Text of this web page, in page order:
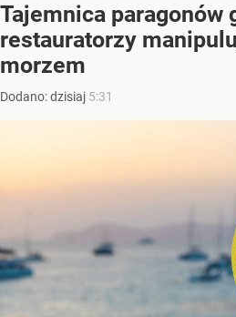
Tajemnica paragonów
restauratorzy
morzem
Dodano:dzisiaj 5:31